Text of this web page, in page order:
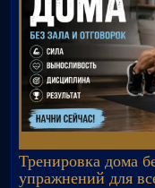
Тренировка дома
упражнений для